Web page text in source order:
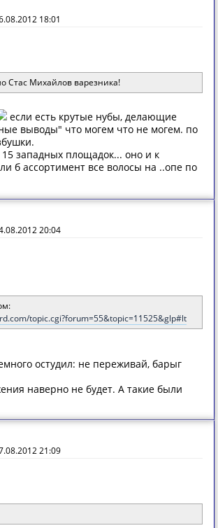
18:01
Стас Михайлов варезника!
если есть крутые нубы, делающие
выводы" что могем что не могем. по
15 западных площадок... оно и к
б ассортимент все волосы на ..опе по
20:04
topic.cgi?forum=55&topic=11525&glp#lt
остудил: не переживай, барыг
наверно не будет. А такие были
21:09